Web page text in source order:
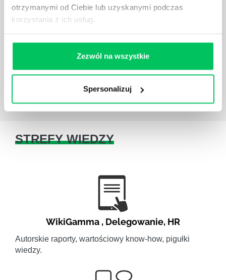
otrzymanymi od Ciebie lub uzyskanymi podczas
korzystania z ich usług.
Zezwól na wszystkie
Spersonalizuj
W każdym miejscu pracy osoby zatrudnione na
poszczególne stanowiska muszą wykonywać
wykonywanej pracy, ale również bezpieczeństwa.
STREFY WIEDZY
WikiGamma , Delegowanie, HR
Autorskie raporty, wartościowy know-how, pigułki
wiedzy.